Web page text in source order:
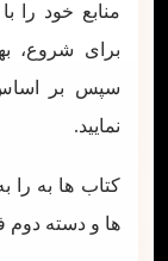
منابع خود را
برای شروع،
سپس بر اساس
نمایید.
کتاب ها به را
ها و دسته دوم